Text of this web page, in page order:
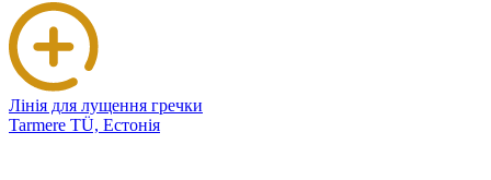
Лінія для лущення гречки
Tarmere TÜ, Естонія